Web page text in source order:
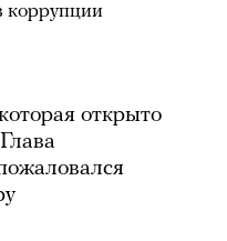
коррупции
открыто